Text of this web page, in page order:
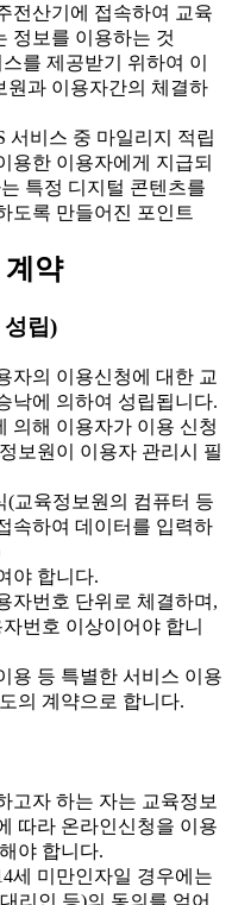
전산기에 접속하여 교육
정보를 이용하는 것
를 제공받기 위하여 이
원과 이용자간의 체결하
서비스 중 마일리지 적립
용한 이용자에게 지급되
특정 디지털 콘텐츠를
도록 만들어진 포인트
계약
립)
자의 이용신청에 대한 교
낙에 의하여 성립됩니다.
의해 이용자가 이용 신청
보원이 이용자 관리시 필
(교육정보원의 컴퓨터 등
속하여 데이터를 입력하
야 합니다.
자번호 단위로 체결하며,
번호 이상이어야 합니
용 등 특별한 서비스 이용
의 계약으로 합니다.
자 하는 자는 교육정보
따라 온라인신청을 이용
야 합니다.
세 미만인자일 경우에는